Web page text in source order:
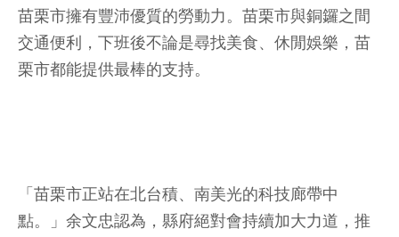
苗栗市擁有豐沛優質的勞動力。苗栗市與銅鑼之間
交通便利，下班後不論是尋找美食、休閒娛樂，苗
栗市都能提供最棒的支持。
「苗栗市正站在北台積、南美光的科技廊帶中
點。」余文忠認為，縣府絕對會持續加大力道，推